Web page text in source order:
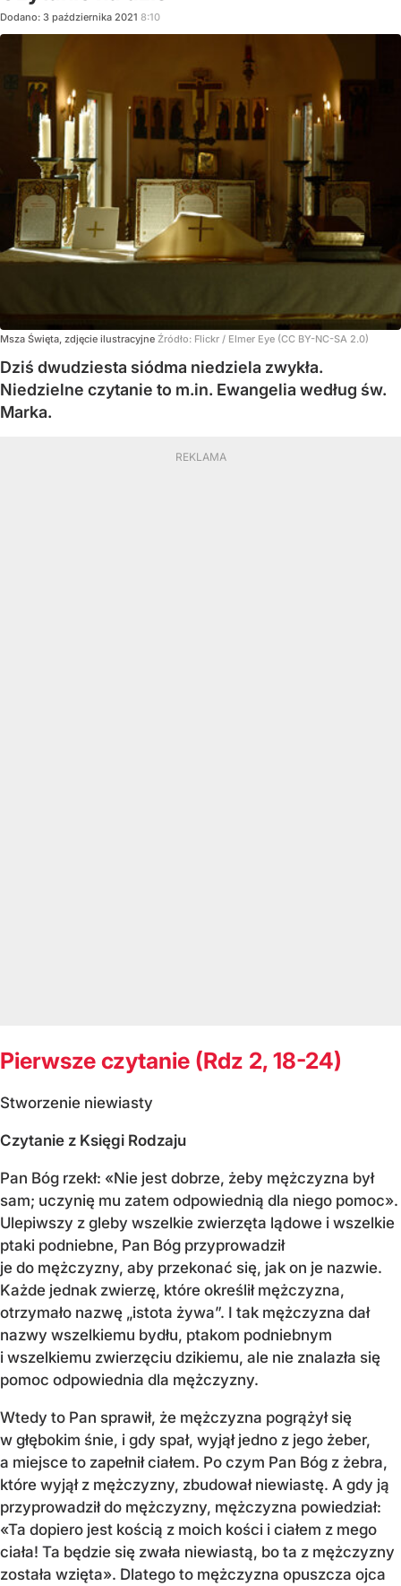
Dodano: 3 października 2021 8:10
Msza Święta, zdjęcie ilustracyjne Źródło: Flickr / Elmer Eye (CC BY-NC-SA 2.0)
Dziś dwudziesta siódma niedziela zwykła.
Niedzielne czytanie to m.in. Ewangelia według św.
Marka.
Pierwsze czytanie (Rdz 2, 18-24)
Stworzenie niewiasty
Czytanie z Księgi Rodzaju
Pan Bóg rzekł: «Nie jest dobrze, żeby mężczyzna był
sam; uczynię mu zatem odpowiednią dla niego pomoc».
Ulepiwszy z gleby wszelkie zwierzęta lądowe i wszelkie
ptaki podniebne, Pan Bóg przyprowadził
je do mężczyzny, aby przekonać się, jak on je nazwie.
Każde jednak zwierzę, które określił mężczyzna,
otrzymało nazwę „istota żywa”. I tak mężczyzna dał
nazwy wszelkiemu bydłu, ptakom podniebnym
i wszelkiemu zwierzęciu dzikiemu, ale nie znalazła się
pomoc odpowiednia dla mężczyzny.
Wtedy to Pan sprawił, że mężczyzna pogrążył się
w głębokim śnie, i gdy spał, wyjął jedno z jego żeber,
a miejsce to zapełnił ciałem. Po czym Pan Bóg z żebra,
które wyjął z mężczyzny, zbudował niewiastę. A gdy ją
przyprowadził do mężczyzny, mężczyzna powiedział:
«Ta dopiero jest kością z moich kości i ciałem z mego
ciała! Ta będzie się zwała niewiastą, bo ta z mężczyzny
została wzięta». Dlatego to mężczyzna opuszcza ojca